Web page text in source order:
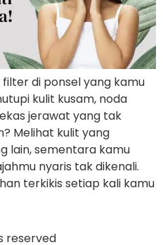
di ponsel yang kamu
kulit kusam, noda
jerawat yang tak
Melihat kulit yang
lain, sementara kamu
nyaris tak dikenali.
terkikis setiap kali kamu
reserved